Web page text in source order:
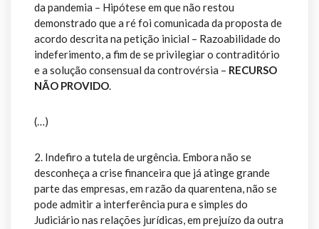
da pandemia – Hipótese em que não restou
demonstrado que a ré foi comunicada da proposta de
acordo descrita na petição inicial – Razoabilidade do
indeferimento, a fim de se privilegiar o contraditório
e a solução consensual da controvérsia – RECURSO
NÃO PROVIDO.
(…)
2. Indefiro a tutela de urgência. Embora não se
desconheça a crise financeira que já atinge grande
parte das empresas, em razão da quarentena, não se
pode admitir a interferência pura e simples do
Judiciário nas relações jurídicas, em prejuízo da outra